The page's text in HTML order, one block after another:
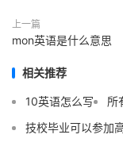
上一篇
mon英语是什么意思
相关推荐
10英语怎么写 所
技校毕业可以参加